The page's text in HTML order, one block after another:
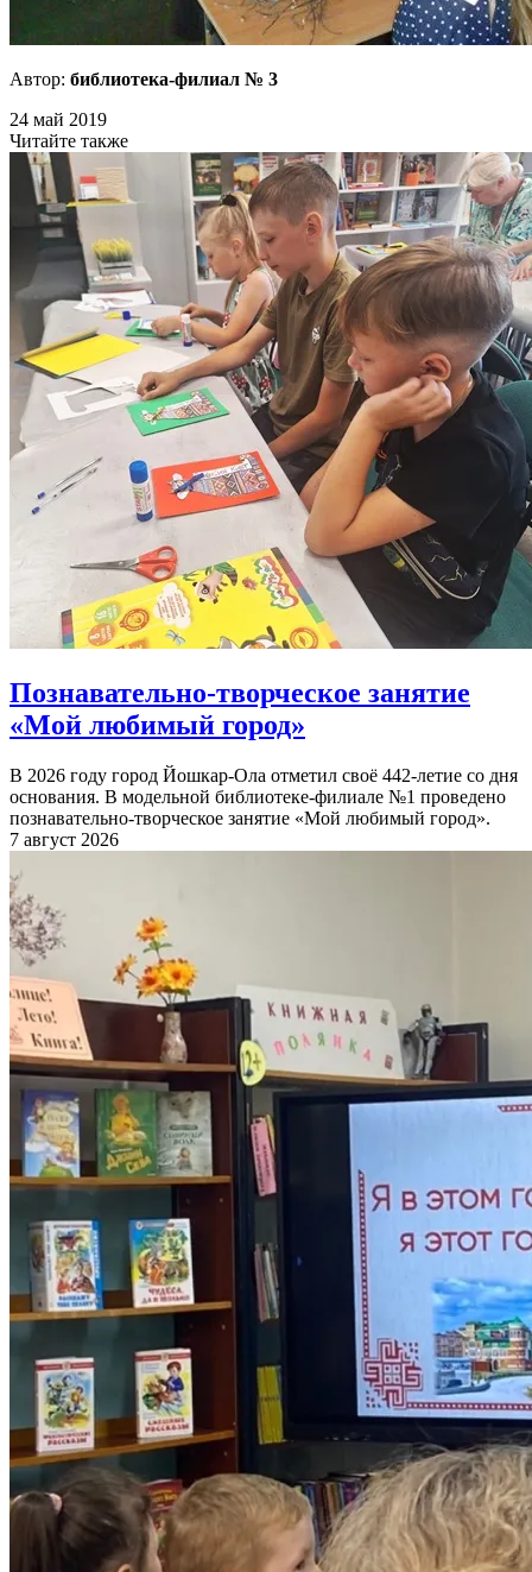
Автор: библиотека-филиал № 3
24 май 2019
Читайте также
Познавательно-творческое занятие
«Мой любимый город»
В 2026 году город Йошкар-Ола отметил своё 442-летие со дня
основания. В модельной библиотеке-филиале №1 проведено
познавательно-творческое занятие «Мой любимый город».
7 август 2026